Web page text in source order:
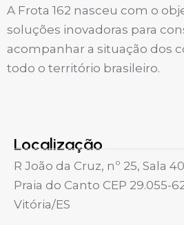
A Frota 162 nasceu com o
soluções inovadoras para
acompanhar a situação dos
todo o território brasileiro.
Localização
R João da Cruz, nº 25, Sala
Praia do Canto CEP 29.055-
Vitória/ES